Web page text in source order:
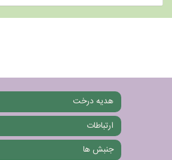
هدیه درخت
ارتباطات
جنبش ها